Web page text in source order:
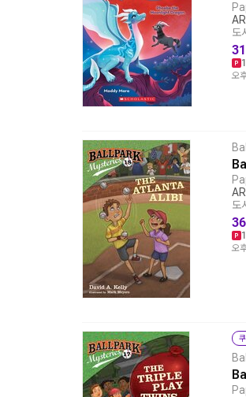
도
31
오
도
36
오